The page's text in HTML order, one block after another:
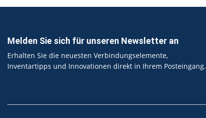
Melden Sie sich für unseren Newsletter an
Erhalten Sie die neuesten Verbindungselemente,
Inventartipps und Innovationen direkt in Ihrem Posteingang.